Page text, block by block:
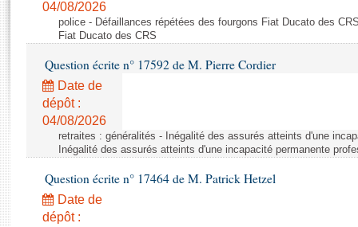
Textes adoptés
Rapports législatifs
Rapports sur l'application des lois
Baromètre de l’application des lois
Dossiers législatifs
Budget et sécurité sociale
Questions écrites et orales
Anciennes législatures
04/08/2026
police - Défaillances répétées des fourgons Fiat Ducato des
Fiat Ducato des CRS
Question écrite n° 17592 de M. Pierre Cordier
Date de
dépôt :
04/08/2026
retraites : généralités - Inégalité des assurés atteints d'une
Inégalité des assurés atteints d'une incapacité permanente
Question écrite n° 17464 de M. Patrick Hetzel
Date de
dépôt :